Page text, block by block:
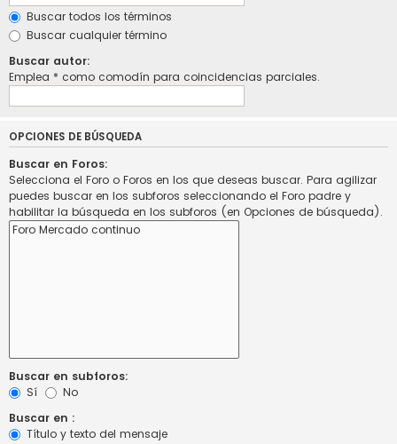
Buscar todos los términos
Buscar cualquier término
Buscar autor:
Emplea * como comodín para coincidencias parciales.
OPCIONES DE BÚSQUEDA
Buscar en Foros:
Selecciona el Foro o Foros en los que deseas buscar. Para agilizar
puedes buscar en los subforos seleccionando el Foro padre y
habilitar la búsqueda en los subforos (en Opciones de búsqueda).
Buscar en subforos:
Sí
No
Buscar en :
Título y texto del mensaje